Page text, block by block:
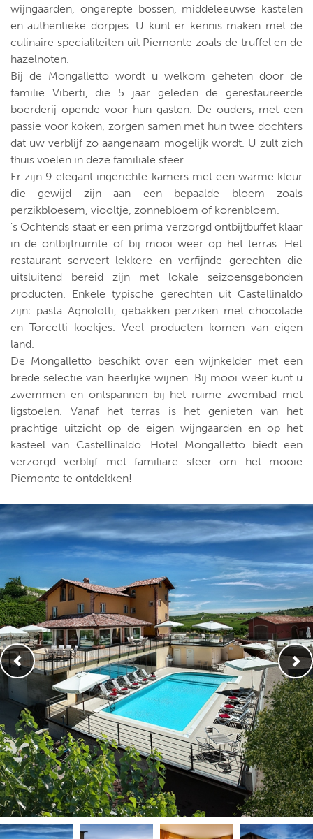
wijngaarden, ongerepte bossen, middeleeuwse kastelen
en authentieke dorpjes. U kunt er kennis maken met de
culinaire specialiteiten uit Piemonte zoals de truffel en de
hazelnoten.
Bij de Mongalletto wordt u welkom geheten door de
familie Viberti, die 5 jaar geleden de gerestaureerde
boerderij opende voor hun gasten. De ouders, met een
passie voor koken, zorgen samen met hun twee dochters
dat uw verblijf zo aangenaam mogelijk wordt. U zult zich
thuis voelen in deze familiale sfeer.
Er zijn 9 elegant ingerichte kamers met een warme kleur
die gewijd zijn aan een bepaalde bloem zoals
perzikbloesem, viooltje, zonnebloem of korenbloem.
's Ochtends staat er een prima verzorgd ontbijtbuffet klaar
in de ontbijtruimte of bij mooi weer op het terras. Het
restaurant serveert lekkere en verfijnde gerechten die
uitsluitend bereid zijn met lokale seizoensgebonden
producten. Enkele typische gerechten uit Castellinaldo
zijn: pasta Agnolotti, gebakken perziken met chocolade
en Torcetti koekjes. Veel producten komen van eigen
land.
De Mongalletto beschikt over een wijnkelder met een
brede selectie van heerlijke wijnen. Bij mooi weer kunt u
zwemmen en ontspannen bij het ruime zwembad met
ligstoelen. Vanaf het terras is het genieten van het
prachtige uitzicht op de eigen wijngaarden en op het
kasteel van Castellinaldo. Hotel Mongalletto biedt een
verzorgd verblijf met familiare sfeer om het mooie
Piemonte te ontdekken!